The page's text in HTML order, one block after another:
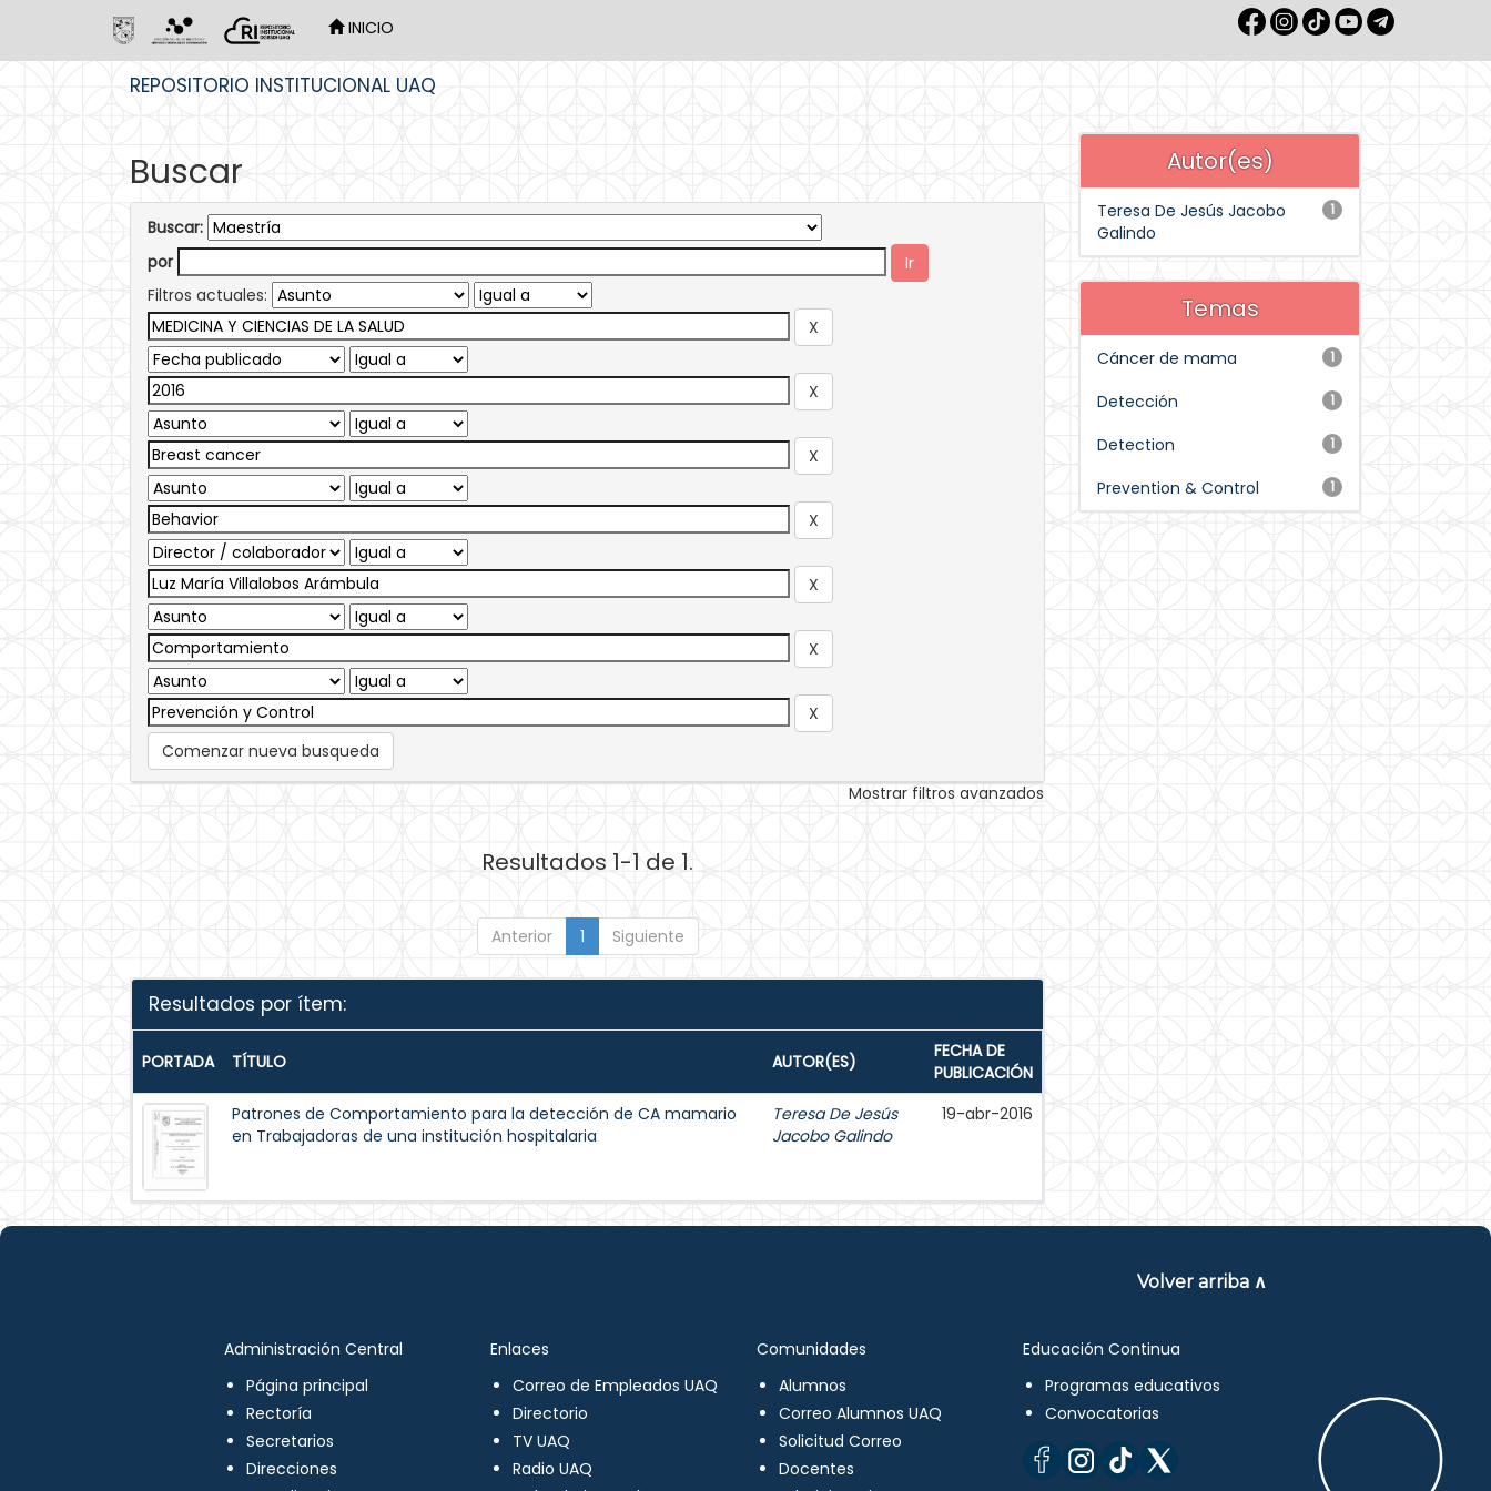
INICIO
REPOSITORIO INSTITUCIONAL UAQ
Buscar
Buscar:
por
Filtros actuales:
Comenzar nueva busqueda
Mostrar filtros avanzados
Resultados 1-1 de 1.
Anterior 1 Siguiente
Resultados por ítem:
PORTADA TÍTULO AUTOR(ES)
FECHA DE
PUBLICACIÓN
Patrones de Comportamiento para la detección de CA mamario
en Trabajadoras de una institución hospitalaria
Teresa De Jesús
Jacobo Galindo
19-abr-2016
Autor(es)
1
Teresa De Jesús Jacobo
Galindo
Temas
1
Cáncer de mama
1
Detección
1
Detection
1
Prevention & Control
Volver arriba ∧
Administración Central
Página principal
Rectoría
Secretarios
Direcciones
Enlaces
Correo de Empleados UAQ
Directorio
TV UAQ
Radio UAQ
Comunidades
Alumnos
Correo Alumnos UAQ
Solicitud Correo
Docentes
Educación Continua
Programas educativos
Convocatorias